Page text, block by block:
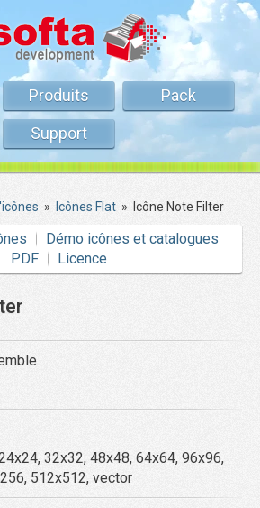
Produits
Pack
Support
» Icônes Flat » Icône Note Filter
Démo icônes et catalogues
PDF
Licence
32x32, 48x48, 64x64, 96x96,
512x512, vector